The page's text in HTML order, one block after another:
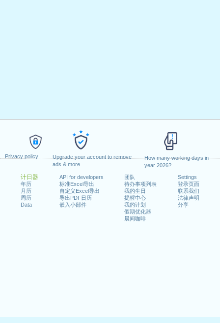
Privacy policy
Upgrade your account to remove
ads & more
How many working days in
year 2026?
计日器
年历
月历
周历
Data
API for developers
标准Excel导出
自定义Excel导出
导出PDF日历
嵌入小部件
团队
待办事项列表
我的生日
提醒中心
我的计划
假期优化器
晨间咖啡
Settings
登录页面
联系我们
法律声明
分享